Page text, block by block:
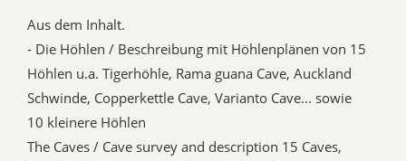
Aus dem Inhalt.
- Die Höhlen / Beschreibung mit Höhlenplänen von 15
Höhlen u.a. Tigerhöhle, Rama guana Cave, Auckland
Schwinde, Copperkettle Cave, Varianto Cave... sowie
10 kleinere Höhlen
The Caves / Cave survey and description 15 Caves,